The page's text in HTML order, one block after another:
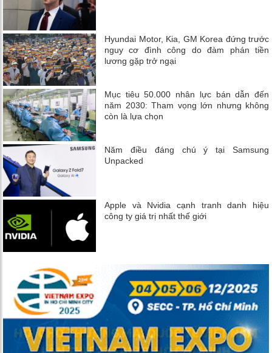
Hyundai Motor, Kia, GM Korea đứng trước
nguy cơ đình công do đàm phán tiền
lương gặp trở ngại
Mục tiêu 50.000 nhân lực bán dẫn đến
năm 2030: Tham vọng lớn nhưng không
còn là lựa chọn
Năm điều đáng chú ý tại Samsung
Unpacked
Apple và Nvidia cạnh tranh danh hiệu
công ty giá trị nhất thế giới